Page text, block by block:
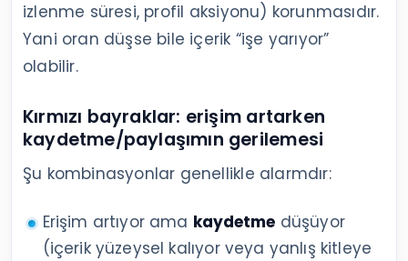
izlenme süresi, profil aksiyonu) korunmasıdır.
Yani oran düşse bile içerik “işe yarıyor”
olabilir.
Kırmızı bayraklar: erişim artarken
kaydetme/paylaşımın gerilemesi
Şu kombinasyonlar genellikle alarmdır:
Erişim artıyor ama kaydetme düşüyor
(içerik yüzeysel kalıyor veya yanlış kitleye